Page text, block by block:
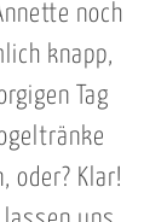
noch
knapp,
Tag
oder? Klar!